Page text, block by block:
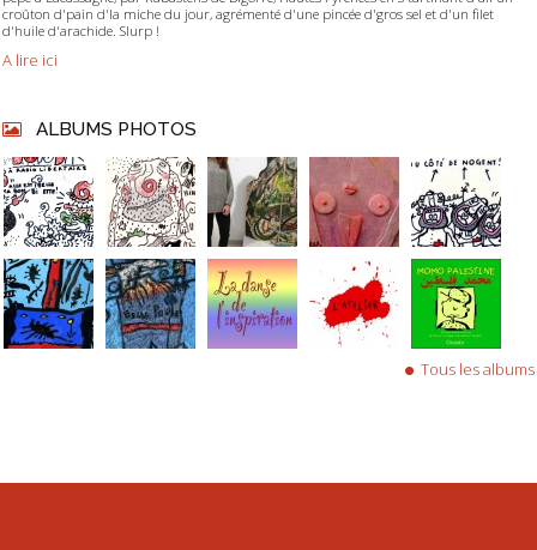
croûton d'pain d'la miche du jour, agrémenté d'une pincée d'gros sel et d'un filet
d'huile d'arachide. Slurp !
A lire ici
ALBUMS PHOTOS
Tous les albums